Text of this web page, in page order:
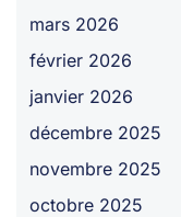
mars 2026
février 2026
janvier 2026
décembre 2025
novembre 2025
octobre 2025